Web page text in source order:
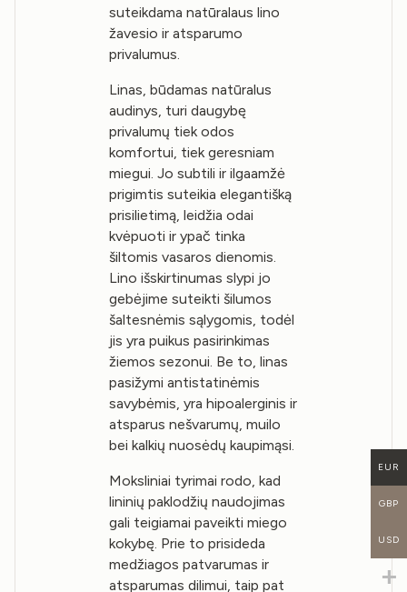
suteikdama natūralaus lino
žavesio ir atsparumo
privalumus.
Linas, būdamas natūralus
audinys, turi daugybę
privalumų tiek odos
komfortui, tiek geresniam
miegui. Jo subtili ir ilgaamžė
prigimtis suteikia elegantišką
prisilietimą, leidžia odai
kvėpuoti ir ypač tinka
šiltomis vasaros dienomis.
Lino išskirtinumas slypi jo
gebėjime suteikti šilumos
šaltesnėmis sąlygomis, todėl
jis yra puikus pasirinkimas
žiemos sezonui. Be to, linas
pasižymi antistatinėmis
savybėmis, yra hipoalerginis ir
atsparus nešvarumų, muilo
bei kalkių nuosėdų kaupimąsi.
Moksliniai tyrimai rodo, kad
lininių paklodžių naudojimas
gali teigiamai paveikti miego
kokybę. Prie to prisideda
medžiagos patvarumas ir
atsparumas dilimui, taip pat
EUR
GBP
USD